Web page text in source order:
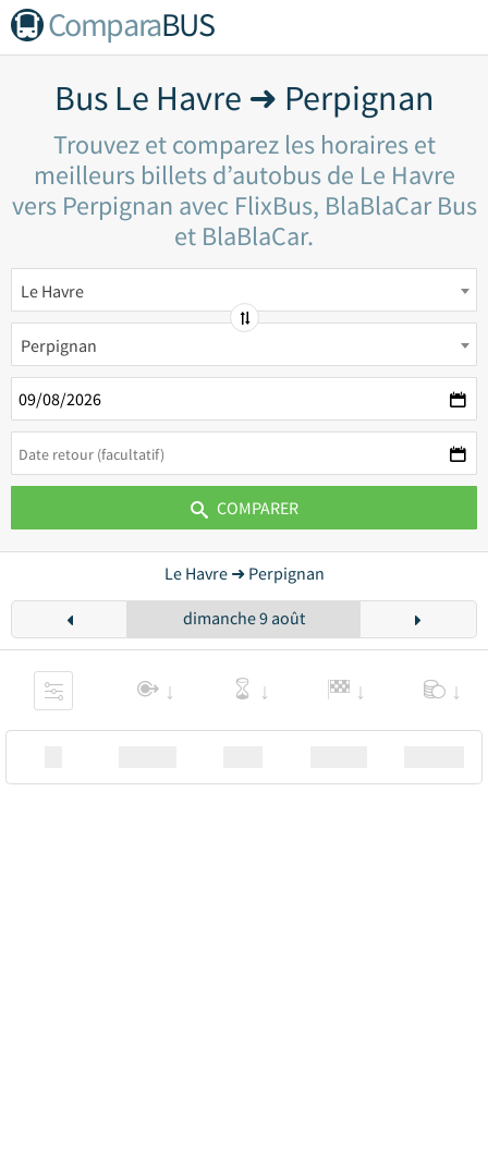
ComparaBUS
Bus Le Havre ➜ Perpignan
Trouvez et comparez les horaires et
meilleurs billets d’autobus de Le Havre
vers Perpignan avec FlixBus, BlaBlaCar Bus
et BlaBlaCar.
Le Havre
Perpignan
COMPARER
Le Havre ➜ Perpignan
dimanche 9 août